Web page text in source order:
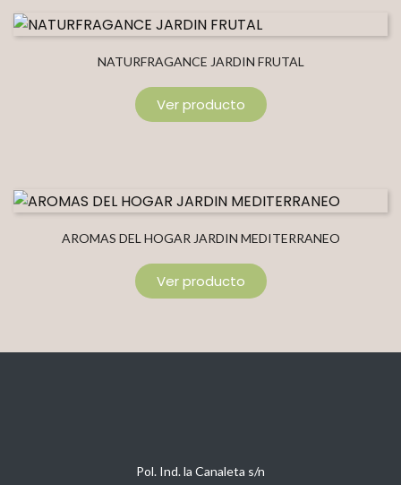
NATURFRAGANCE JARDIN FRUTAL
Ver producto
AROMAS DEL HOGAR JARDIN MEDITERRANEO
Ver producto
Pol. Ind. la Canaleta s/n